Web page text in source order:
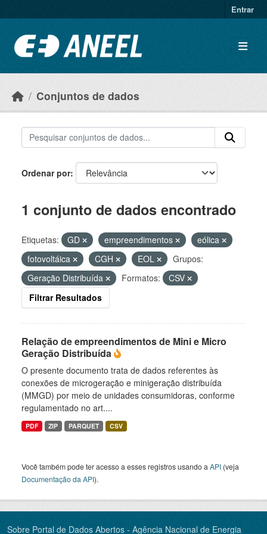
Entrar
Conjuntos de dados
Ordenar por
1 conjunto de dados encontrado
Etiquetas: GD empreendimentos
eólica
fotovoltáica
CGH EOL
Grupos:
Geração Distribuída
Formatos:
CSV
Filtrar Resultados
Relação de empreendimentos de Mini e Micro
Geração Distribuída
O presente documento trata de dados referentes às
conexões de microgeração e minigeração distribuída
(MMGD) por meio de unidades consumidoras, conforme
regulamentado no art....
PDF ZIP PARQUET CSV
Você também pode ter acesso a esses registros usando a API (veja
Documentação da API).
Sobre Portal de Dados Abertos - Agência Nacional de Energia